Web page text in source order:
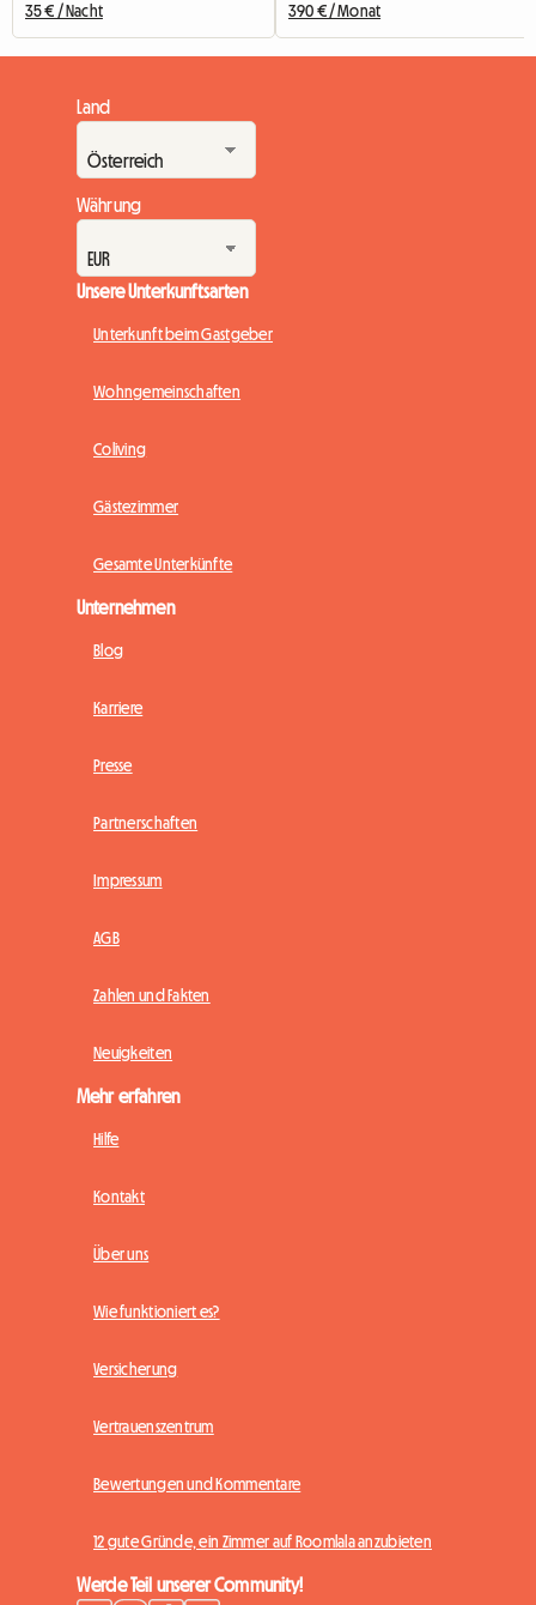
35 € / Nacht 390 € / Monat
Land
Währung
Unsere Unterkunftsarten
Unterkunft beim Gastgeber
Wohngemeinschaften
Coliving
Gästezimmer
Gesamte Unterkünfte
Unternehmen
Blog
Karriere
Presse
Partnerschaften
Impressum
AGB
Zahlen und Fakten
Neuigkeiten
Mehr erfahren
Hilfe
Kontakt
Über uns
Wie funktioniert es?
Versicherung
Vertrauenszentrum
Bewertungen und Kommentare
12 gute Gründe, ein Zimmer auf Roomlala anzubieten
Werde Teil unserer Community!